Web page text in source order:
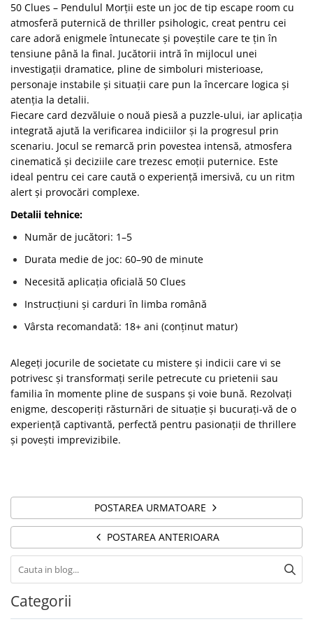
50 Clues – Pendulul Morții este un joc de tip escape room cu
atmosferă puternică de thriller psihologic, creat pentru cei
care adoră enigmele întunecate și poveștile care te țin în
tensiune până la final. Jucătorii intră în mijlocul unei
investigații dramatice, pline de simboluri misterioase,
personaje instabile și situații care pun la încercare logica și
atenția la detalii.
Fiecare card dezvăluie o nouă piesă a puzzle-ului, iar aplicația
integrată ajută la verificarea indiciilor și la progresul prin
scenariu. Jocul se remarcă prin povestea intensă, atmosfera
cinematică și deciziile care trezesc emoții puternice. Este
ideal pentru cei care caută o experiență imersivă, cu un ritm
alert și provocări complexe.
Detalii tehnice:
Număr de jucători: 1–5
Durata medie de joc: 60–90 de minute
Necesită aplicația oficială 50 Clues
Instrucțiuni și carduri în limba română
Vârsta recomandată: 18+ ani (conținut matur)
Alegeți jocurile de societate cu mistere și indicii care vi se
potrivesc și transformați serile petrecute cu prietenii sau
familia în momente pline de suspans și voie bună. Rezolvați
enigme, descoperiți răsturnări de situație și bucurați-vă de o
experiență captivantă, perfectă pentru pasionații de thrillere
și povești imprevizibile.
POSTAREA URMATOARE
POSTAREA ANTERIOARA
Categorii